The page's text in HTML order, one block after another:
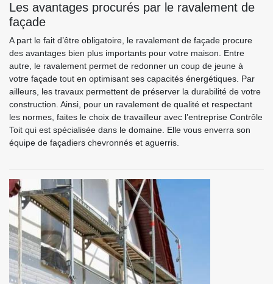
Les avantages procurés par le ravalement de
façade
A part le fait d’être obligatoire, le ravalement de façade procure
des avantages bien plus importants pour votre maison. Entre
autre, le ravalement permet de redonner un coup de jeune à
votre façade tout en optimisant ses capacités énergétiques. Par
ailleurs, les travaux permettent de préserver la durabilité de votre
construction. Ainsi, pour un ravalement de qualité et respectant
les normes, faites le choix de travailleur avec l’entreprise Contrôle
Toit qui est spécialisée dans le domaine. Elle vous enverra son
équipe de façadiers chevronnés et aguerris.